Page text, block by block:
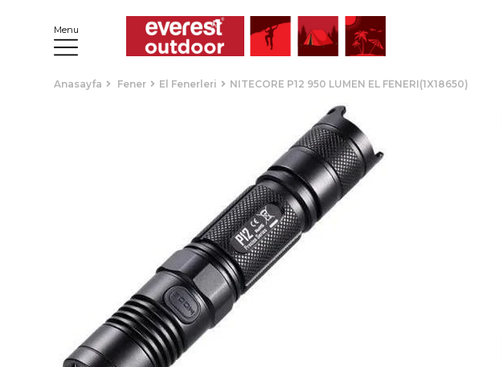
Menu
Anasayfa Fener El Fenerleri NITECORE P12 950 LUMEN EL FENERI(1X18650)